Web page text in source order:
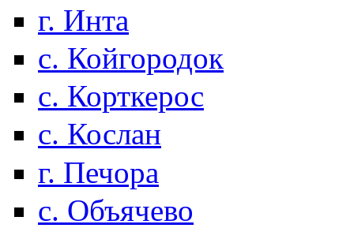
г. Инта
с. Койгородок
с. Корткерос
с. Кослан
г. Печора
с. Объячево